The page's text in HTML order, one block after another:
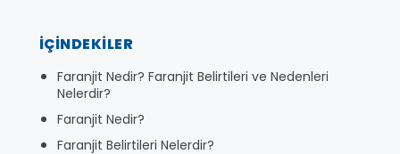
İÇINDEKILER
Faranjit Nedir? Faranjit Belirtileri ve Nedenleri
Nelerdir?
Faranjit Nedir?
Faranjit Belirtileri Nelerdir?